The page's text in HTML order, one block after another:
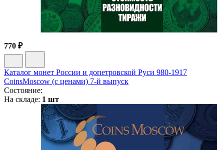
770 ₽
Каталог монет России и допетровской Руси 980-1917
CoinsMoscow (с ценами) 7-й выпуск
Состояние:
На складе: 1 шт